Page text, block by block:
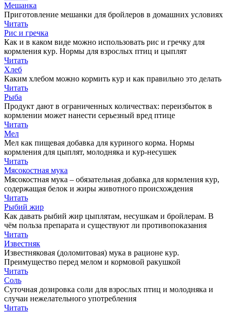
Мешанка
Приготовление мешанки для бройлеров в домашних условиях
Читать
Рис и гречка
Как и в каком виде можно использовать рис и гречку для
кормления кур. Нормы для взрослых птиц и цыплят
Читать
Хлеб
Каким хлебом можно кормить кур и как правильно это делать
Читать
Рыба
Продукт дают в ограниченных количествах: переизбыток в
кормлении может нанести серьезный вред птице
Читать
Мел
Мел как пищевая добавка для куриного корма. Нормы
кормления для цыплят, молодняка и кур-несушек
Читать
Мясокостная мука
Мясокостная мука – обязательная добавка для кормления кур,
содержащая белок и жиры животного происхождения
Читать
Рыбий жир
Как давать рыбий жир цыплятам, несушкам и бройлерам. В
чём польза препарата и существуют ли противопоказания
Читать
Известняк
Известняковая (доломитовая) мука в рационе кур.
Преимущество перед мелом и кормовой ракушкой
Читать
Соль
Суточная дозировка соли для взрослых птиц и молодняка и
случаи нежелательного употребления
Читать